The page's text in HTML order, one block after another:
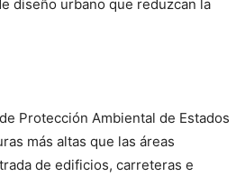
diseño urbano que reduzcan la
Protección Ambiental de Estados
más altas que las áreas
de edificios, carreteras e